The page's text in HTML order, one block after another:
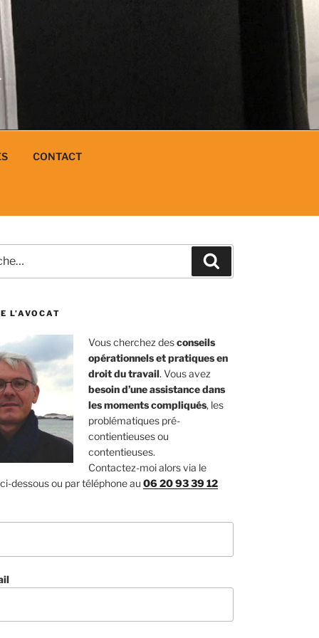
CONTACT
L’AVOCAT
Vous cherchez desconseils
opérationnels et pratiques en
droit du travail. Vous avez
besoin d’une assistance dans
les moments compliqués, les
problématiques pré-
contientieuses ou
contentieuses.
Contactez-moi alors via le
dessous ou par téléphone au 06 20 93 39 12